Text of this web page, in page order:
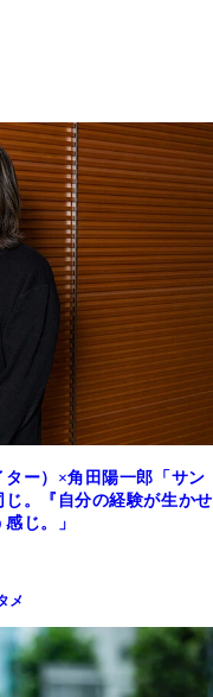
ー）×角田陽一郎「サン
じ。『自分の経験が生かせ
じ。」
メ